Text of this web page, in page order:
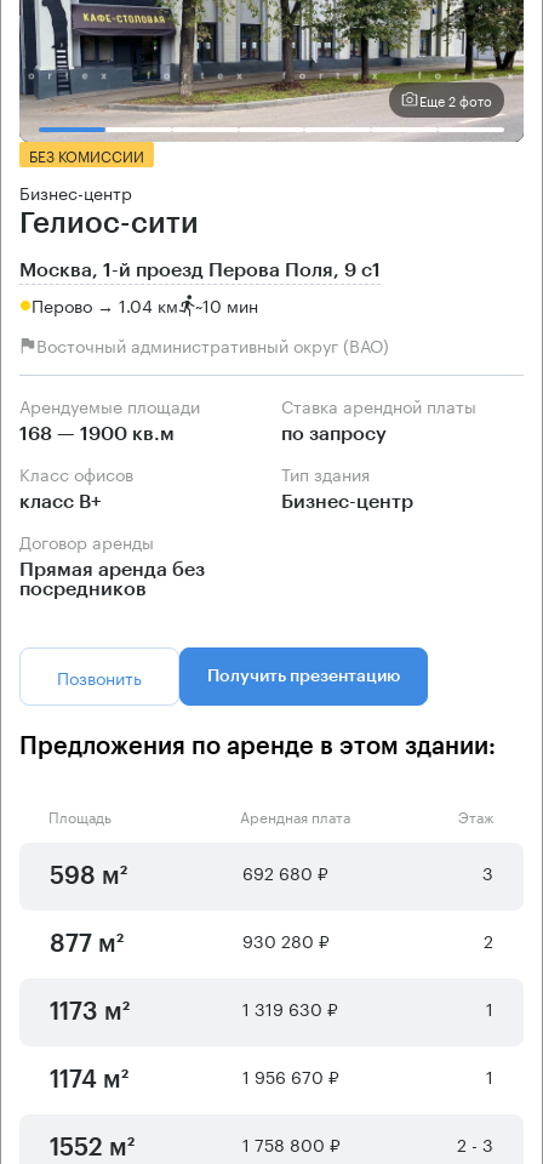
Еще 2 фото
БЕЗ КОМИССИИ
Бизнес-центр
Гелиос-сити
Москва, 1-й проезд Перова Поля, 9 с1
Перово → 1.04 км ~10 мин
Восточный административный округ (ВАО)
Арендуемые площади
168 — 1900 кв.м
Ставка арендной платы
по запросу
Класс офисов
класс B+
Тип здания
Бизнес-центр
Договор аренды
Прямая аренда без
посредников
Позвонить Получить презентацию
Предложения по аренде в этом здании:
Площадь Арендная плата Этаж
598 м² 692 680 ₽ 3
877 м² 930 280 ₽ 2
1173 м² 1 319 630 ₽ 1
1174 м² 1 956 670 ₽ 1
1552 м² 1 758 800 ₽ 2 - 3